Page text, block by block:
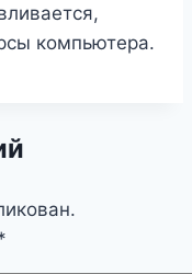
компьютера.